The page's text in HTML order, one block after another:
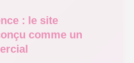
: le site
comme un